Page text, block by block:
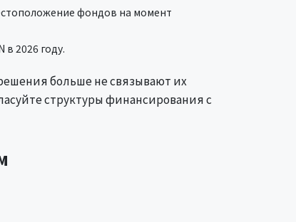
фондов на момент
2026 году.
больше не связывают их
структуры финансирования с